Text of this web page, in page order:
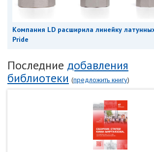
Компания LD расширила линейку
Pride
Последние добавления
библиотеки (предложить книгу)